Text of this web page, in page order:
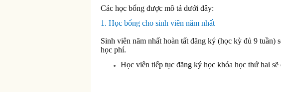
Các học bổng được mô tả dưới đây:
1. Học bổng cho sinh viên năm nhất
Sinh viên năm nhất hoàn tất đăng ký (học kỳ đủ 9
học phí.
Học viên tiếp tục đăng ký học khóa học thứ hai